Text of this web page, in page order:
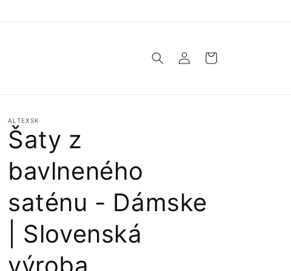
Prihlásiť
Košík
ALTEXSK
Šaty z
bavlneného
saténu - Dámske
| Slovenská